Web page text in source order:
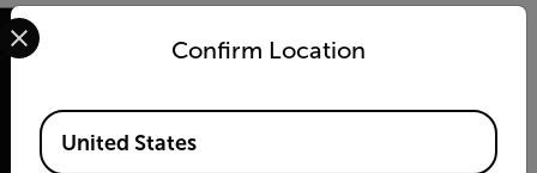
2026 © Flir All rights reserved.
Confirm Location
Select your preferred country and language from the
Available Locations
United States